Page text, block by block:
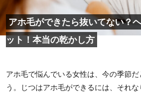
アホ毛ができたら抜いてない？
ット！本当の乾かし方
アホ毛で悩んでいる女性は、今の季節だ
う。じつはアホ毛ができるには、それな